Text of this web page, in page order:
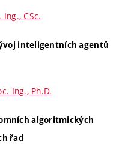
CSc.
inteligentních agentů
Ing., Ph.D.
algoritmických
řad